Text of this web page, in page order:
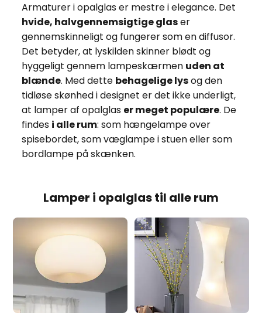
Armaturer i opalglas er mestre i elegance. Det
hvide, halvgennemsigtige glaser
gennemskinneligt og fungerer som en diffusor.
Det betyder, at lyskilden skinner blødt og
hyggeligt gennem lampeskærmen uden at
blænde. Med dette behagelige lysog den
tidløse skønhed i designet er det ikke underligt,
at lamper af opalglas er meget populære. De
findes i alle rum: som hængelampe over
spisebordet, som væglampe i stuen eller som
bordlampe på skænken.
Lamper i opalglas til alle rum